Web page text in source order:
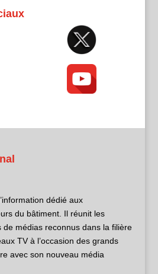
dédié aux
du bâtiment. Il réunit les
de médias reconnus dans la filière
TV à l’occasion des grands
avec son nouveau média